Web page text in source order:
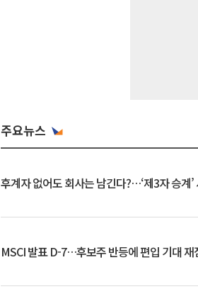
주요뉴스
후계자 없어도 회사는 남긴다?…‘제3자 승계
MSCI 발표 D-7…후보주 반등에 편입 기대 재